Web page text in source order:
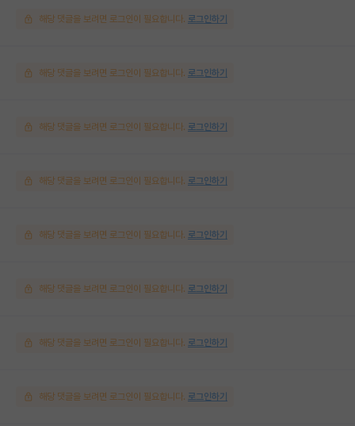
해당 댓글을 보려면 로그인이 필요합니다. 로그인하기
해당 댓글을 보려면 로그인이 필요합니다. 로그인하기
해당 댓글을 보려면 로그인이 필요합니다. 로그인하기
해당 댓글을 보려면 로그인이 필요합니다. 로그인하기
해당 댓글을 보려면 로그인이 필요합니다. 로그인하기
해당 댓글을 보려면 로그인이 필요합니다. 로그인하기
해당 댓글을 보려면 로그인이 필요합니다. 로그인하기
해당 댓글을 보려면 로그인이 필요합니다. 로그인하기